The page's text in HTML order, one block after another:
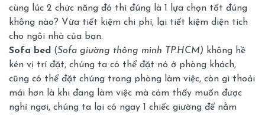
cùng lúc 2 chức năng đó thì đúng là 1 lựa chọn tốt đúng
không nào? Vừa tiết kiệm chi phí, lại tiết kiệm diện tích
cho ngôi nhà của bạn.
Sofa bed (Sofa giường thông minh TP.HCM) không hề
kén vị trí đặt, chúng ta có thể đặt nó ở phòng khách,
cũng có thể đặt chúng trong phòng làm việc, còn gì thoải
mái hơn là khi đang làm việc mà cảm thấy muốn được
nghỉ ngơi, chúng ta lại có ngay 1 chiếc giường để nằm